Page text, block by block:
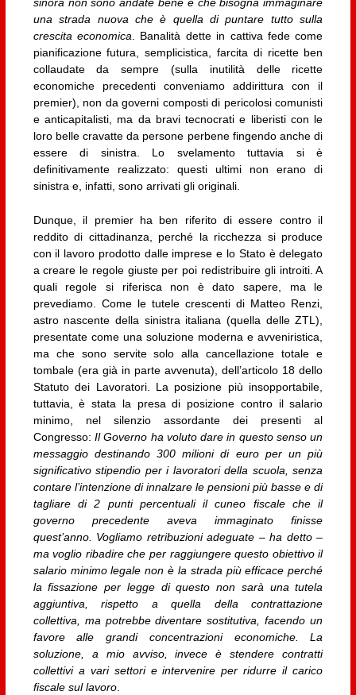
una strada nuova che è quella di puntare tutto sulla
crescita economica . Banalità dette in cattiva fede come
pianificazione futura, semplicistica, farcita di ricette ben
collaudate da sempre (sulla inutilità delle ricette
economiche precedenti conveniamo addirittura con il
premier), non da governi composti di pericolosi comunisti
e anticapitalisti, ma da bravi tecnocrati e liberisti con le
loro belle cravatte da persone perbene fingendo anche di
essere di sinistra. Lo svelamento tuttavia si è
definitivamente realizzato: questi ultimi non erano di
sinistra e, infatti, sono arrivati gli originali.
Dunque, il premier ha ben riferito di essere contro il
reddito di cittadinanza, perché la ricchezza si produce
con il lavoro prodotto dalle imprese e lo Stato è delegato
a creare le regole giuste per poi redistribuire gli introiti. A
quali regole si riferisca non è dato sapere, ma le
prevediamo. Come le tutele crescenti di Matteo Renzi,
astro nascente della sinistra italiana (quella delle ZTL),
presentate come una soluzione moderna e avveniristica,
ma che sono servite solo alla cancellazione totale e
tombale (era già in parte avvenuta), dell’articolo 18 dello
Statuto dei Lavoratori. La posizione più insopportabile,
tuttavia, è stata la presa di posizione contro il salario
minimo, nel silenzio assordante dei presenti al
Congresso:Il Governo ha voluto dare in questo senso un
messaggio destinando 300 milioni di euro per un più
significativo stipendio per i lavoratori della scuola, senza
contare l’intenzione di innalzare le pensioni più basse e di
tagliare di 2 punti percentuali il cuneo fiscale che il
governo precedente aveva immaginato finisse
quest’anno. Vogliamo retribuzioni adeguate – ha detto –
ma voglio ribadire che per raggiungere questo obiettivo il
salario minimo legale non è la strada più efficace perché
la fissazione per legge di questo non sarà una tutela
aggiuntiva, rispetto a quella della contrattazione
collettiva, ma potrebbe diventare sostitutiva, facendo un
favore alle grandi concentrazioni economiche. La
soluzione, a mio avviso, invece è stendere contratti
collettivi a vari settori e intervenire per ridurre il carico
fiscale sul lavoro.